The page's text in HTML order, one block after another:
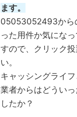
ます。
05053052493から
った用件か気にな
すので、クリック
い。
キャッシングライ
業者からはどうい
したか？